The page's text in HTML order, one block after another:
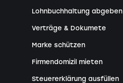
Lohnbuchhaltung abgeben
Verträge & Dokumete
Marke schützen
Firmendomizil mieten
Steuererklärung ausfüllen